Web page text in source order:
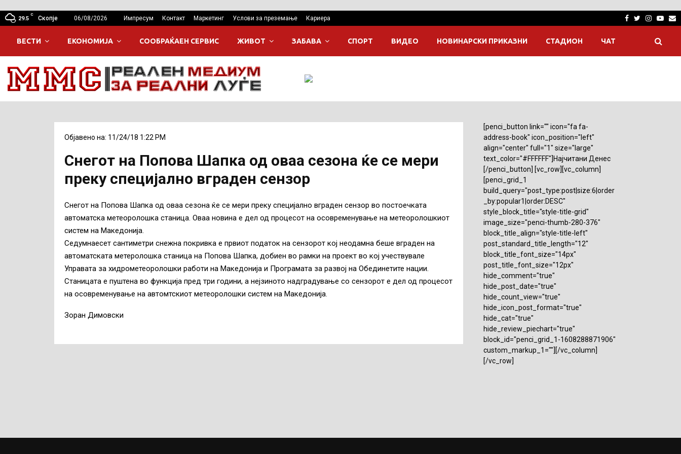
29.5
C
Скопје 06/08/2026 Импресум Контакт Маркетинг Услови за преземање Кариера Facebook
Twitter
ВЕСТИ ЕКОНОМИЈА СООБРАЌАЕН СЕРВИС ЖИВОТ ЗАБАВА СПОРТ ВИДЕО НОВИНАРСКИ ПРИКАЗНИ СТАДИОН ЧАТ
Објавено на: 11/24/18 1:22 PM
Снегот на Попова Шапка од оваа сезона ќе се мери
преку специјално вграден сензор
Снегот на Попова Шапка од оваа сезона ќе се мери преку специјално вграден сензор во постоечката
автоматска метеоролошка станица. Оваа новина е дел од процесот на осовременување на метеоролошкиот
систем на Македонија.
Седумнаесет сантиметри снежна покривка е првиот податок на сензорот кој неодамна беше вграден на
автоматската метеролошка станица на Попова Шапка, добиен во рамки на проект во кој учествувале
Управата за хидрометеоролошки работи на Македонија и Програмата за развој на Обединетите нации.
Станицата е пуштена во функција пред три години, а нејзиното надградување со сензорот е дел од процесот
на осовременување на автомтскиот метеоролошки систем на Македонија.
Зоран Димовски
[penci_button link="" icon="fa fa-
address-book" icon_position="left"
align="center" full="1" size="large"
text_color="#FFFFFF"]Најчитани Денес
[/penci_button] [vc_row][vc_column]
[penci_grid_1
build_query="post_type:post|size:6|order
_by:popular1|order:DESC"
style_block_title="style-title-grid"
image_size="penci-thumb-280-376"
block_title_align="style-title-left"
post_standard_title_length="12"
block_title_font_size="14px"
post_title_font_size="12px"
hide_comment="true"
hide_post_date="true"
hide_count_view="true"
hide_icon_post_format="true"
hide_cat="true"
hide_review_piechart="true"
block_id="penci_grid_1-1608288871906"
custom_markup_1=""][/vc_column]
[/vc_row]